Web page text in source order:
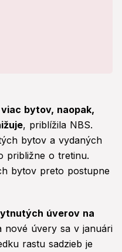
bytov, naopak,
, priblížila NBS.
bytov a vydaných
približne o tretinu.
bytov preto postupne
úverov na
nové úvery sa v januári
rastu sadzieb je